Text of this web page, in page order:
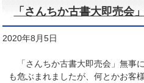
「さんちか古書大即売会
2020年8月5日
「さんちか古書大即売会」無事
も危ぶまれましたが、何とかお客